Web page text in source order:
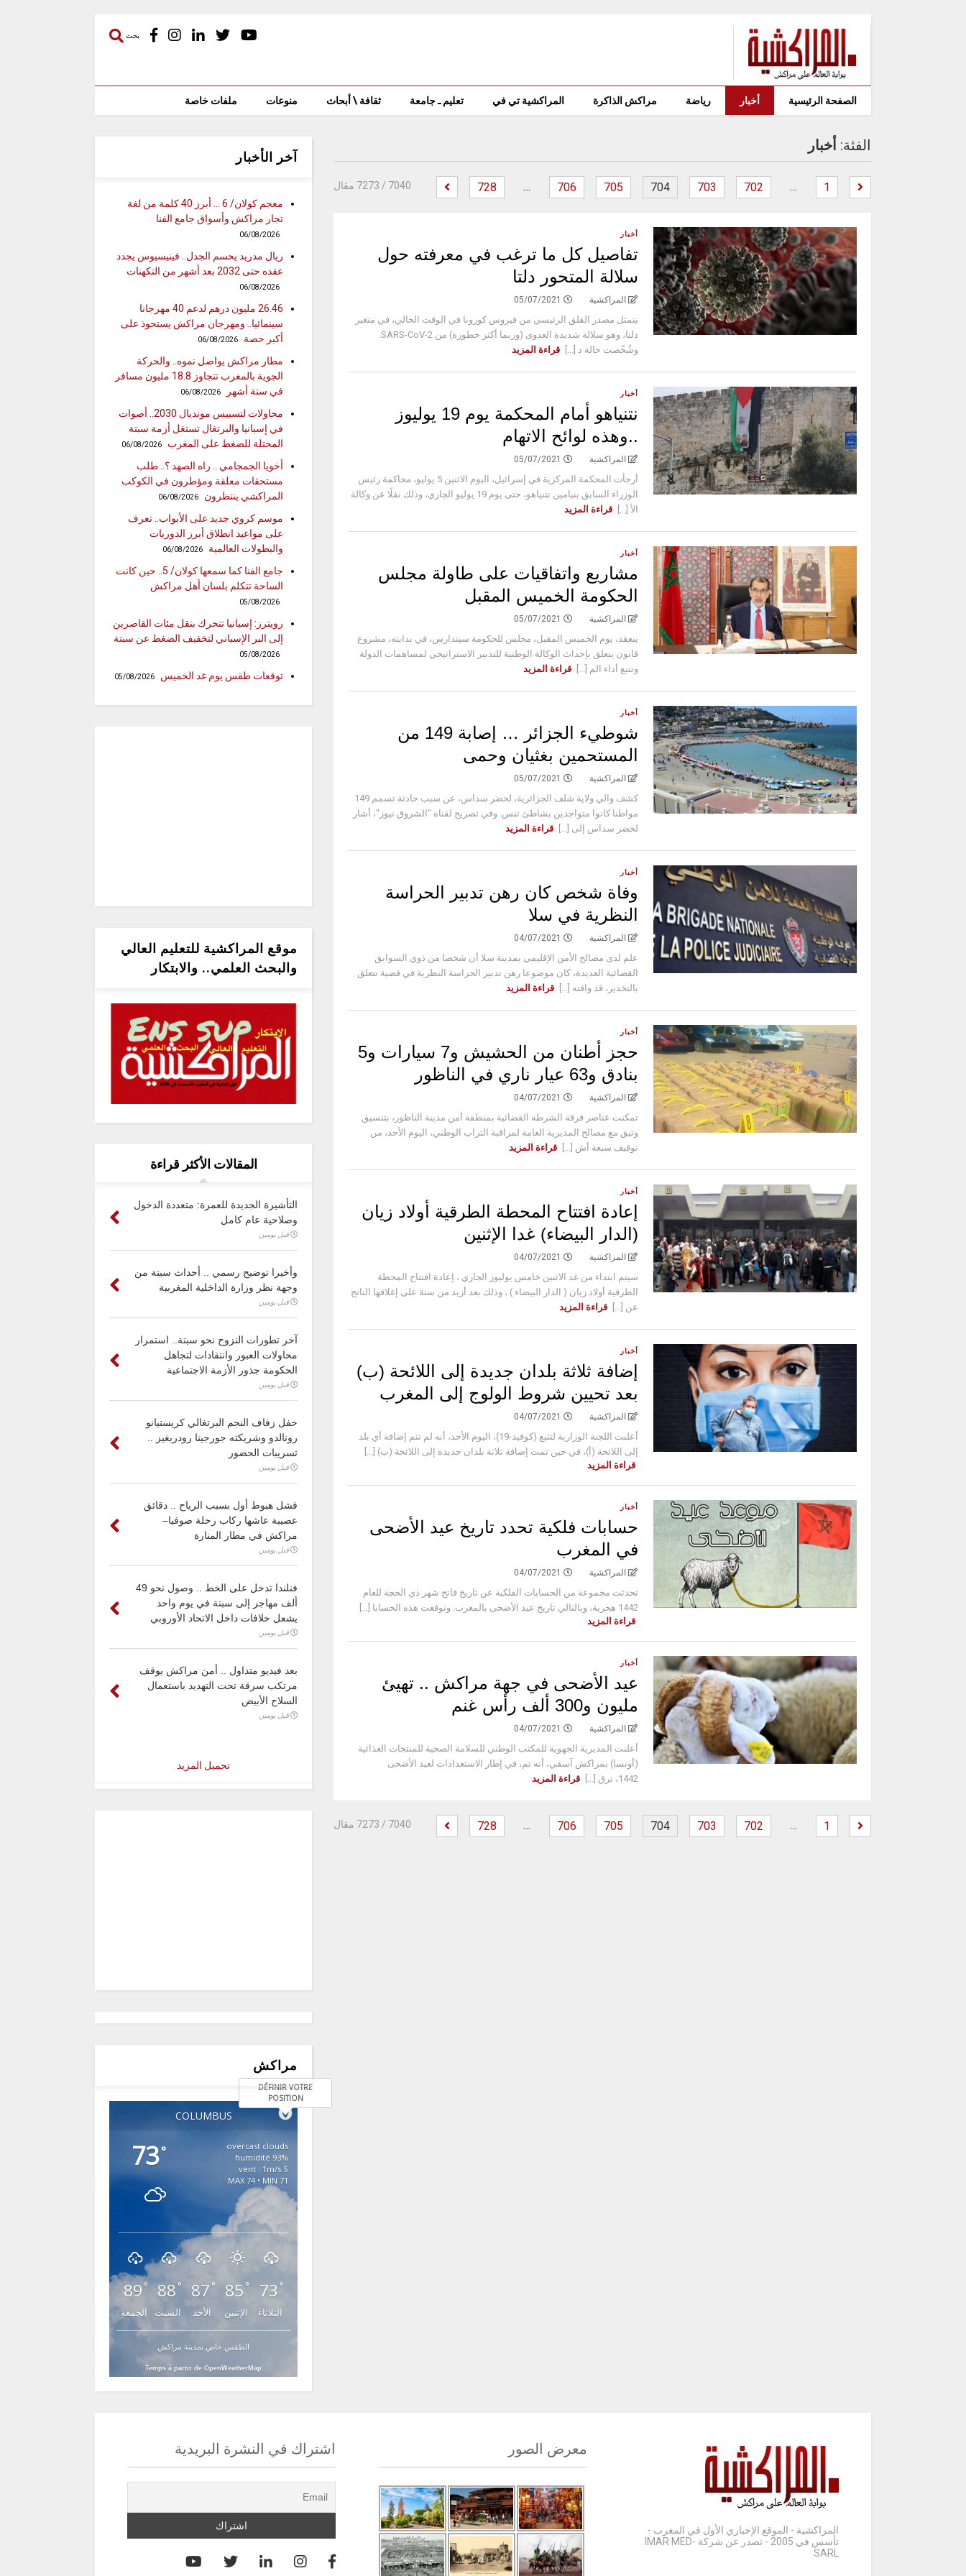
بحث
الصفحة الرئيسية أخبار رياضة مراكش الذاكرة المراكشية تي في تعليم ـ جامعة ثقافة \ أبحاث منوعات ملفات خاصة
الفئة: أخبار
1
…
702
703
704
705
706
…
728
7040 / 7273 مقال
أخبار
تفاصيل كل ما ترغب في معرفته حول
سلالة المتحور دلتا
المراكشية 05/07/2021
يتمثل مصدر القلق الرئيسي من فيروس كورونا في الوقت الحالي، في متغير
دلتا، وهو سلالة شديدة العدوى (وربما أكثر خطورة) من SARS-CoV-2.
وشُخّصت حالة د [...]
قراءة المزيد
أخبار
نتنياهو أمام المحكمة يوم 19 يوليوز
..وهذه لوائح الاتهام
المراكشية 05/07/2021
أرجأت المحكمة المركزية في إسرائيل، اليوم الاثنين 5 يوليو، محاكمة رئيس
الوزراء السابق بنيامين نتنياهو، حتى يوم 19 يوليو الجاري، وذلك نقلًا عن وكالة
الأ [...]
قراءة المزيد
أخبار
مشاريع واتفاقيات على طاولة مجلس
الحكومة الخميس المقبل
المراكشية 05/07/2021
ينعقد، يوم الخميس المقبل، مجلس للحكومة سيتدارس، في بدايته، مشروع
قانون يتعلق بإحداث الوكالة الوطنية للتدبير الاستراتيجي لمساهمات الدولة
وتتبع أداء الم [...]
قراءة المزيد
أخبار
شوطيء الجزائر … إصابة 149 من
المستحمين بغثيان وحمى
المراكشية 05/07/2021
كشف والي ولاية شلف الجزائرية، لخضر سداس، عن سبب حادثة تسمم 149
مواطنا كانوا متواجدين بشاطئ تنس. وفي تصريح لقناة "الشروق نيوز"، أشار
لخضر سداس إلى [...]
قراءة المزيد
أخبار
وفاة شخص كان رهن تدبير الحراسة
النظرية في سلا
المراكشية 04/07/2021
علم لدى مصالح الأمن الإقليمي بمدينة سلا أن شخصا من ذوي السوابق
القضائية العديدة، كان موضوعا رهن تدبير الحراسة النظرية في قضية تتعلق
بالتخدير، قد وافته [...]
قراءة المزيد
أخبار
حجز أطنان من الحشيش و7 سيارات و5
بنادق و63 عيار ناري في الناظور
المراكشية 04/07/2021
تمكنت عناصر فرقة الشرطة القضائية بمنطقة أمن مدينة الناظور، بتنسيق
وثيق مع مصالح المديرية العامة لمراقبة التراب الوطني، اليوم الأحد، من
توقيف سبعة أش [...]
قراءة المزيد
أخبار
إعادة افتتاح المحطة الطرقية أولاد زيان
(الدار البيضاء) غدا الإثنين
المراكشية 04/07/2021
سيتم ابتداء من غد الاثنين خامس يوليوز الجاري ، إعادة افتتاح المحطة
الطرقية أولاد زيان ( الدار البيضاء ) ، وذلك بعد أزيد من سنة على إغلاقها الناتج
عن [...]
قراءة المزيد
أخبار
إضافة ثلاثة بلدان جديدة إلى اللائحة (ب)
بعد تحيين شروط الولوج إلى المغرب
المراكشية 04/07/2021
أعلنت اللجنة الوزارية لتتبع (كوفيد-19)، اليوم الأحد، أنه لم تتم إضافة أي بلد
إلى اللائحة (أ)، في حين تمت إضافة ثلاثة بلدان جديدة إلى اللائحة (ب) [...]
قراءة المزيد
أخبار
حسابات فلكية تحدد تاريخ عيد الأضحى
في المغرب
المراكشية 04/07/2021
تحدثت مجموعة من الحسابات الفلكية عن تاريخ فاتح شهر ذي الحجة للعام
1442 هجرية، وبالتالي تاريخ عيد الأضحى بالمغرب. وتوقعت هذه الحسابا [...]
قراءة المزيد
أخبار
عيد الأضحى في جهة مراكش .. تهيئ
مليون و300 ألف رأس غنم
المراكشية 04/07/2021
أعلنت المديرية الجهوية للمكتب الوطني للسلامة الصحية للمنتجات الغذائية
(أونسا) بمراكش آسفي، أنه تم، في إطار الاستعدادات لعيد الأضحى
1442، ترق [...]
قراءة المزيد
1
…
702
703
704
705
706
…
728
7040 / 7273 مقال
آخر الأخبار
معجم كولان/ 6 … أبرز 40 كلمة من لغة
تجار مراكش وأسواق جامع الفنا
06/08/2026
ريال مدريد يحسم الجدل.. فينيسيوس يجدد
عقده حتى 2032 بعد أشهر من التكهنات
06/08/2026
26.46 مليون درهم لدعم 40 مهرجانا
سينمائيا.. ومهرجان مراكش يستحوذ على
أكبر حصة
06/08/2026
مطار مراكش يواصل نموه.. والحركة
الجوية بالمغرب تتجاوز 18.8 مليون مسافر
في ستة أشهر
06/08/2026
محاولات لتسييس مونديال 2030.. أصوات
في إسبانيا والبرتغال تستغل أزمة سبتة
المحتلة للضغط على المغرب
06/08/2026
أخويا الجمجامي .. راه الصهد ؟.. طلب
مستحقات معلقة ومؤطرون في الكوكب
المراكشي ينتظرون
06/08/2026
موسم كروي جديد على الأبواب.. تعرف
على مواعيد انطلاق أبرز الدوريات
والبطولات العالمية
06/08/2026
جامع الفنا كما سمعها كولان/ 5.. حين كانت
الساحة تتكلم بلسان أهل مراكش
05/08/2026
رويترز: إسبانيا تتحرك بنقل مئات القاصرين
إلى البر الإسباني لتخفيف الضغط عن سبتة
05/08/2026
توقعات طقس يوم غد الخميس 05/08/2026
موقع المراكشية للتعليم العالي
والبحث العلمي.. والابتكار
المقالات الأكثر قراءة
التأشيرة الجديدة للعمرة: متعددة الدخول
وصلاحية عام كامل
قبل يومين
وأخيرا توضيح رسمي .. أحداث سبتة من
وجهة نظر وزارة الداخلية المغربية
قبل يومين
آخر تطورات النزوح نحو سبتة.. استمرار
محاولات العبور وانتقادات لتجاهل
الحكومة جذور الأزمة الاجتماعية
قبل يومين
حفل زفاف النجم البرتغالي كريستيانو
رونالدو وشريكته جورجينا رودريغيز ..
تسريبات الحضور
قبل يومين
فشل هبوط أول بسبب الرياح .. دقائق
عصيبة عاشها ركاب رحلة صوفيا–
مراكش في مطار المنارة
قبل يومين
فنلندا تدخل على الخط .. وصول نحو 49
ألف مهاجر إلى سبتة في يوم واحد
يشعل خلافات داخل الاتحاد الأوروبي
قبل يومين
بعد فيديو متداول .. أمن مراكش يوقف
مرتكب سرقة تحت التهديد باستعمال
السلاح الأبيض
قبل يومين
تحميل المزيد
مراكش
COLUMBUS
DÉFINIR VOTRE
POSITION
73°
overcast clouds
93% humidité
vent : 1m/s S
MAX 74 • MIN 71
89 °
الجمعة
88 °
السبت
87 °
الأحد
85 °
الإثنين
73 °
الثلاثاء
الطقس خاص بمدينة مراكش
Temps à partir de OpenWeatherMap
المراكشية - الموقع الإخباري الأول في المغرب -
تأسس في 2005 - تصدر عن شركة IMAR MED-
SARL
معرض الصور اشتراك في النشرة البريدية